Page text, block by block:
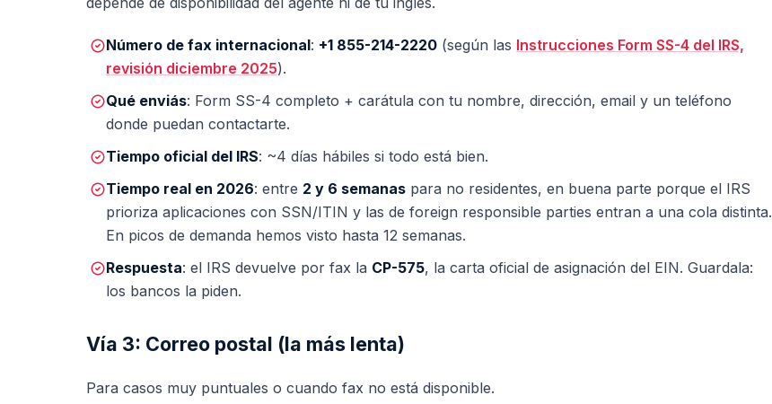
Número de fax internacional: +1 855-214-2220 (según las Instrucciones Form SS-4 del IRS,
revisión diciembre 2025).
Qué enviás: Form SS-4 completo + carátula con tu nombre, dirección, email y un teléfono
donde puedan contactarte.
Tiempo oficial del IRS: ~4 días hábiles si todo está bien.
Tiempo real en 2026: entre 2 y 6 semanas para no residentes, en buena parte porque el IRS
prioriza aplicaciones con SSN/ITIN y las de foreign responsible parties entran a una cola distinta.
En picos de demanda hemos visto hasta 12 semanas.
Respuesta: el IRS devuelve por fax la CP-575, la carta oficial de asignación del EIN. Guardala:
los bancos la piden.
Vía 3: Correo postal (la más lenta)
Para casos muy puntuales o cuando fax no está disponible.